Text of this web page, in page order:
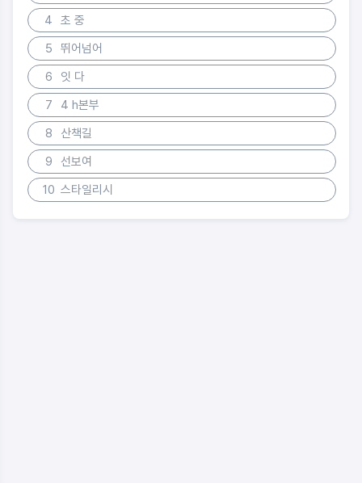
4
초 중
5
뛰어넘어
6
잇 다
7
4 h본부
8
산책길
9
선보여
10 스타일리시